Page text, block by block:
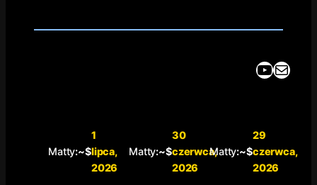
YouTube Mail
Matty:~$
1
lipca,
2026
Matty:~$
30
czerwca,
2026
Matty:~$
29
czerwca,
2026